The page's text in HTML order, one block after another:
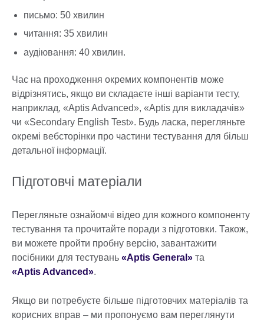
письмо: 50 хвилин
читання: 35 хвилин
аудіювання: 40 хвилин.
Час на проходження окремих компонентів може
відрізнятись, якщо ви складаєте інші варіанти тесту,
наприклад, «Aptis Advanced», «Aptis для викладачів»
чи «Secondary English Test». Будь ласка, перегляньте
окремі вебсторінки про частини тестування для більш
детальної інформації.
Підготовчі матеріали
Перегляньте ознайомчі відео для кожного компоненту
тестування та прочитайте поради з підготовки. Також,
ви можете пройти пробну версію, завантажити
посібники для тестувань «Aptis General» та
«Aptis Advanced».
Якщо ви потребуєте більше підготовчих матеріалів та
корисних вправ – ми пропонуємо вам переглянути